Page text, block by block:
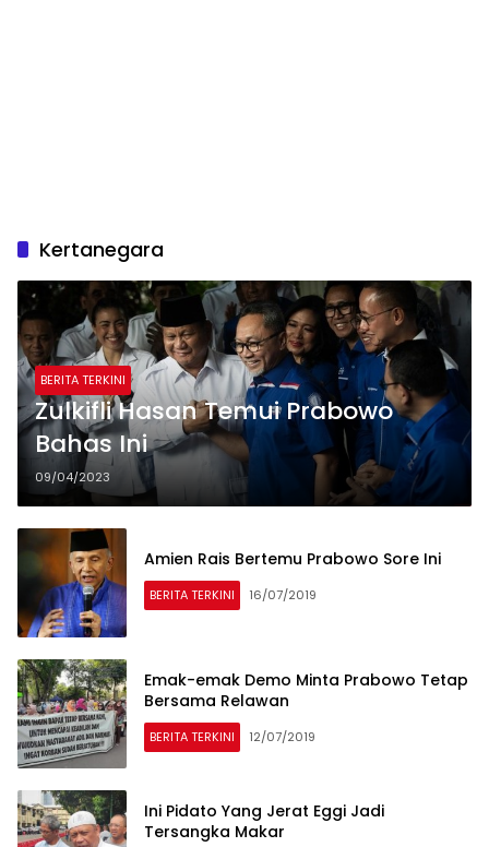
Kertanegara
BERITA TERKINI
Zulkifli Hasan Temui Prabowo
Bahas Ini
09/04/2023
Amien Rais Bertemu Prabowo Sore Ini
BERITA TERKINI 16/07/2019
Emak-emak Demo Minta Prabowo Tetap
Bersama Relawan
BERITA TERKINI 12/07/2019
Ini Pidato Yang Jerat Eggi Jadi
Tersangka Makar